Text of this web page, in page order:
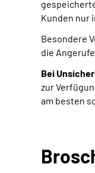
Kunden nur
Besondere
die
Bei
zur
am besten